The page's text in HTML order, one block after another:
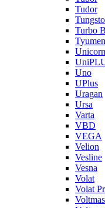
Tudor
Turbo
Unicorn
Uno
UPlus
Uragan
Ursa
Varta
VBD
VEGA
Velion
Vesline
Vesna
Volat
Volat